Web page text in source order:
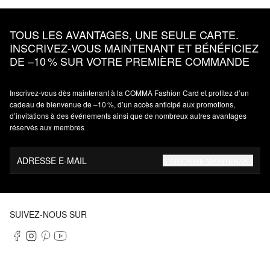
TOUS LES AVANTAGES, UNE SEULE CARTE.
INSCRIVEZ‑VOUS MAINTENANT ET BÉNÉFICIEZ
DE –10 % SUR VOTRE PREMIÈRE COMMANDE
Inscrivez‑vous dès maintenant à la COMMA Fashion Card et profitez d’un
cadeau de bienvenue de –10 %, d’un accès anticipé aux promotions,
d’invitations à des événements ainsi que de nombreux autres avantages
réservés aux membres
ADRESSE E-MAIL
SUIVEZ-NOUS SUR